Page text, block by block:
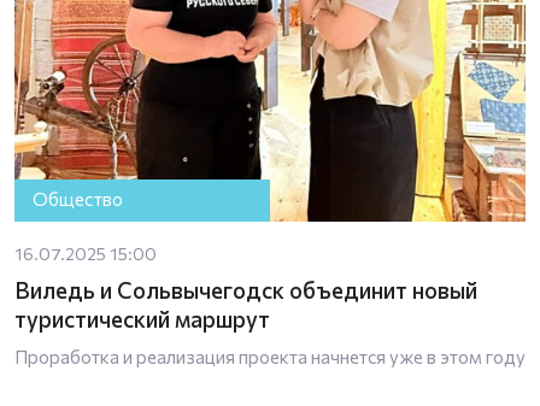
Общество
16.07.2025 15:00
Виледь и Сольвычегодск объединит новый
туристический маршрут
Проработка и реализация проекта начнется уже в этом году